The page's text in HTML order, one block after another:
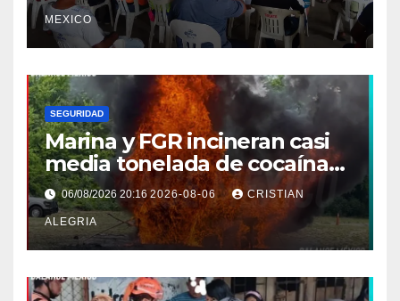
MEXICO
SEGURIDAD
Marina y FGR incineran casi
media tonelada de cocaína
asegurada frente a las costas
de Chiapas
06/08/2026 20:16 2026-08-06 CRISTIAN
ALEGRIA